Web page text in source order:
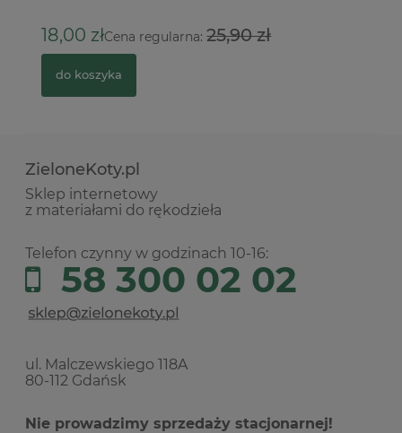
18,00 złCena regularna:25,90 zł
do koszyka
ZieloneKoty.pl
Sklep internetowy
z materiałami do rękodzieła
Telefon czynny w godzinach 10-16:
58 300 02 02
ul. Malczewskiego 118A
80-112 Gdańsk
Nie prowadzimy sprzedaży stacjonarnej!